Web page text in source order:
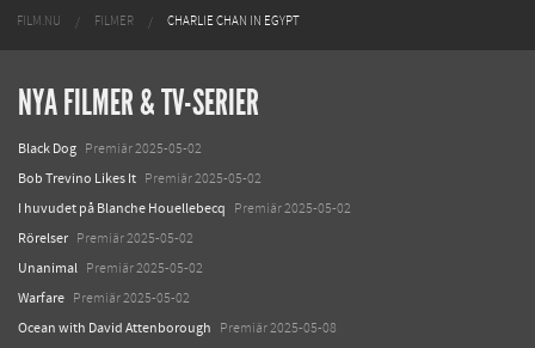
FILM.NU FILMER CHARLIE CHAN IN EGYPT
NYA FILMER & TV-SERIER
Black Dog Premiär 2025-05-02
Bob Trevino Likes It Premiär 2025-05-02
I huvudet på Blanche Houellebecq Premiär 2025-05-02
Rörelser Premiär 2025-05-02
Unanimal Premiär 2025-05-02
Warfare Premiär 2025-05-02
Ocean with David Attenborough Premiär 2025-05-08